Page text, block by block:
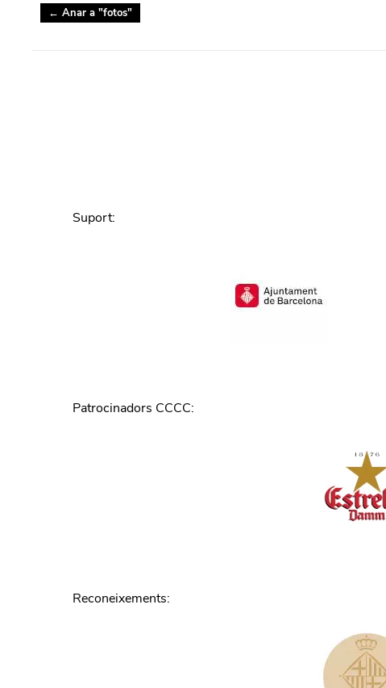
← Anar a "fotos"
Suport:
Patrocinadors CCCC:
Reconeixements: